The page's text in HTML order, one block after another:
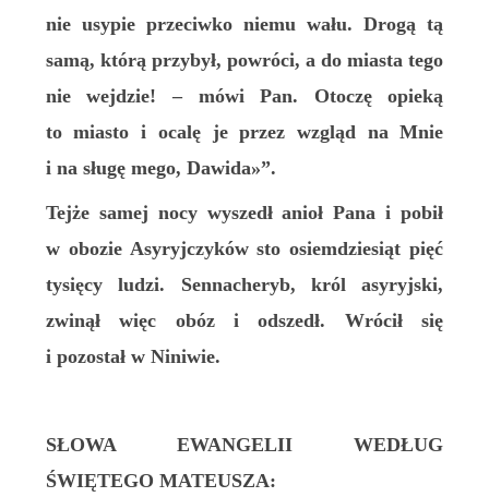
nie usypie przeciwko niemu wału. Drogą tą
samą, którą przybył, powróci, a do miasta tego
nie wejdzie! – mówi Pan. Otoczę opieką
to miasto i ocalę je przez wzgląd na Mnie
i na sługę mego, Dawida»”.
Tejże samej nocy wyszedł anioł Pana i pobił
w obozie Asyryjczyków sto osiemdziesiąt pięć
tysięcy ludzi. Sennacheryb, król asyryjski,
zwinął więc obóz i odszedł. Wrócił się
i pozostał w Niniwie.
SŁOWA EWANGELII WEDŁUG
ŚWIĘTEGO MATEUSZA: